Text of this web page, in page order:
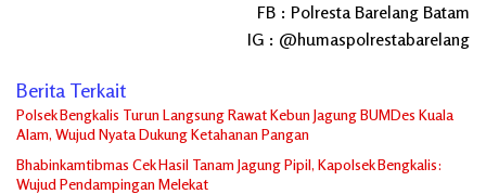
FB : Polresta Barelang Batam
IG : @humaspolrestabarelang
Berita Terkait
Polsek Bengkalis Turun Langsung Rawat Kebun Jagung BUMDes Kuala
Alam, Wujud Nyata Dukung Ketahanan Pangan
Bhabinkamtibmas Cek Hasil Tanam Jagung Pipil, Kapolsek Bengkalis:
Wujud Pendampingan Melekat